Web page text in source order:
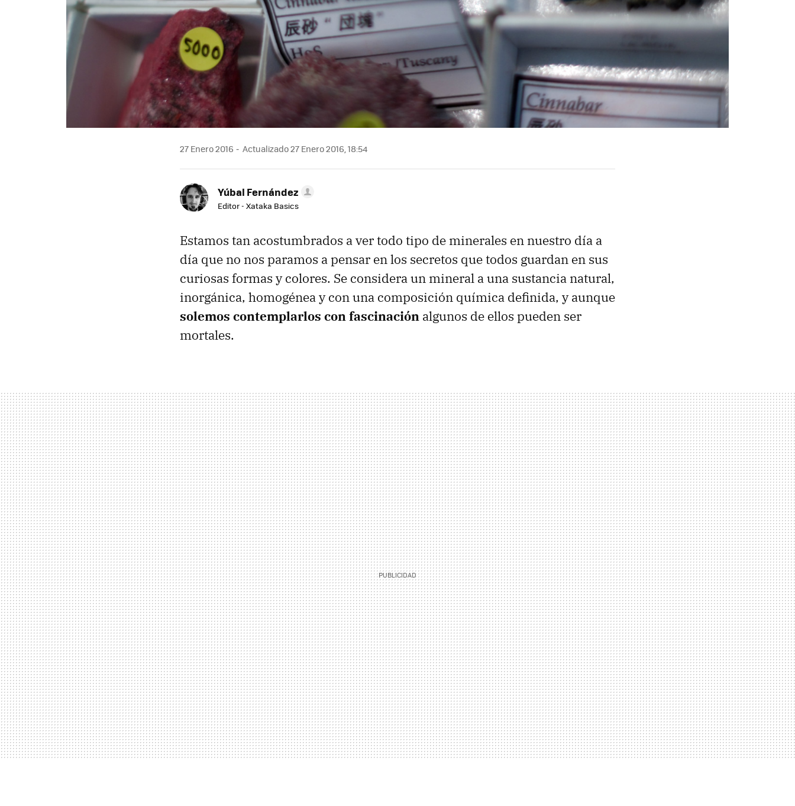
27 Enero 2016 Actualizado 27 Enero 2016, 18:54
Yúbal Fernández
Editor - Xataka Basics
Estamos tan acostumbrados a ver todo tipo de minerales en nuestro día a
día que no nos paramos a pensar en los secretos que todos guardan en sus
curiosas formas y colores. Se considera un mineral a una sustancia natural,
inorgánica, homogénea y con una composición química definida, y aunque
solemos contemplarlos con fascinación algunos de ellos pueden ser
mortales.